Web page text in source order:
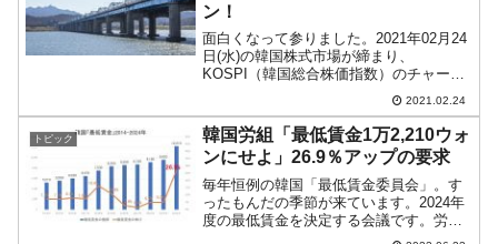
ン！
面白くなって参りました。2021年02月24
日(水)の韓国株式市場が締まり、
KOSPI（韓国総合株価指数）のチャート
は以下のようになりました（チャートは
『Investing.com』より引用）。本日は長
い陰線になり、KOSPIは大きくダウン...
2021.02.24
トピック
韓国労組「最低賃金1万2,210ウォ
ンにせよ」26.9％アップの要求
毎年恒例の韓国「最低賃金委員会」。す
ったもんだの季節が来ています。2024年
度の最低賃金を決定する会議です。労組
からの「あの委員を外せ」要求によって